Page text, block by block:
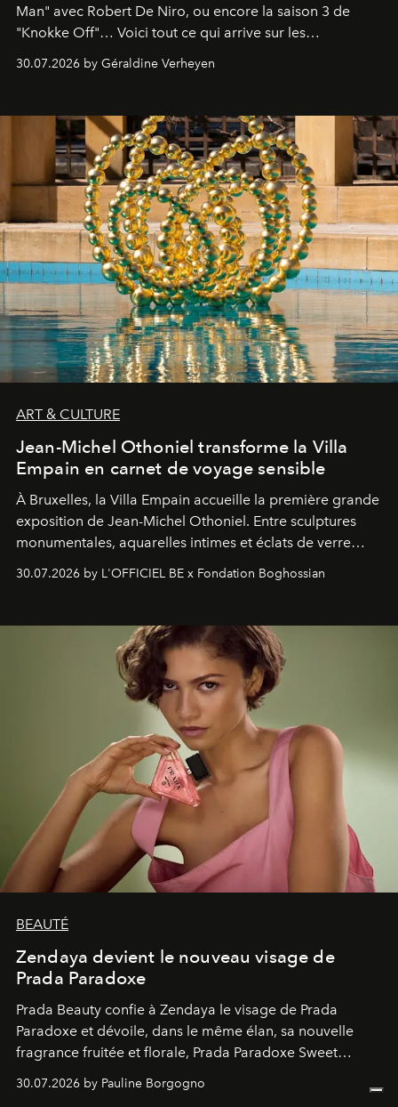
Man" avec Robert De Niro, ou encore la saison 3 de
"Knokke Off"… Voici tout ce qui arrive sur les
plateformes de streaming en août 2026.
30.07.2026 by Géraldine Verheyen
ART & CULTURE
Jean-Michel Othoniel transforme la Villa
Empain en carnet de voyage sensible
À Bruxelles, la Villa Empain accueille la première grande
exposition de Jean-Michel Othoniel. Entre sculptures
monumentales, aquarelles intimes et éclats de verre
soufflé, l’artiste français compose un itinéraire
émotionnel où chaque œuvre devient le souvenir
émerveillement.
30.07.2026 by L'OFFICIEL BE x Fondation Boghossian
BEAUTÉ
Zendaya devient le nouveau visage de
Prada Paradoxe
Prada Beauty confie à Zendaya le visage de Prada
Paradoxe et dévoile, dans le même élan, sa nouvelle
fragrance fruitée et florale, Prada Paradoxe Sweet
Chemistry Eau de Parfum.
30.07.2026 by Pauline Borgogno